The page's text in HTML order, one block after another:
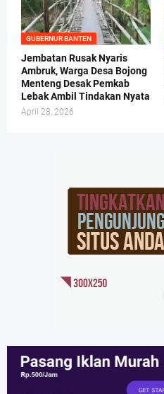
GUBERNUR BANTEN
Jembatan Rusak Nyaris
Ambruk, Warga Desa Bojong
Menteng Desak Pemkab
Lebak Ambil Tindakan Nyata
April 28, 2026